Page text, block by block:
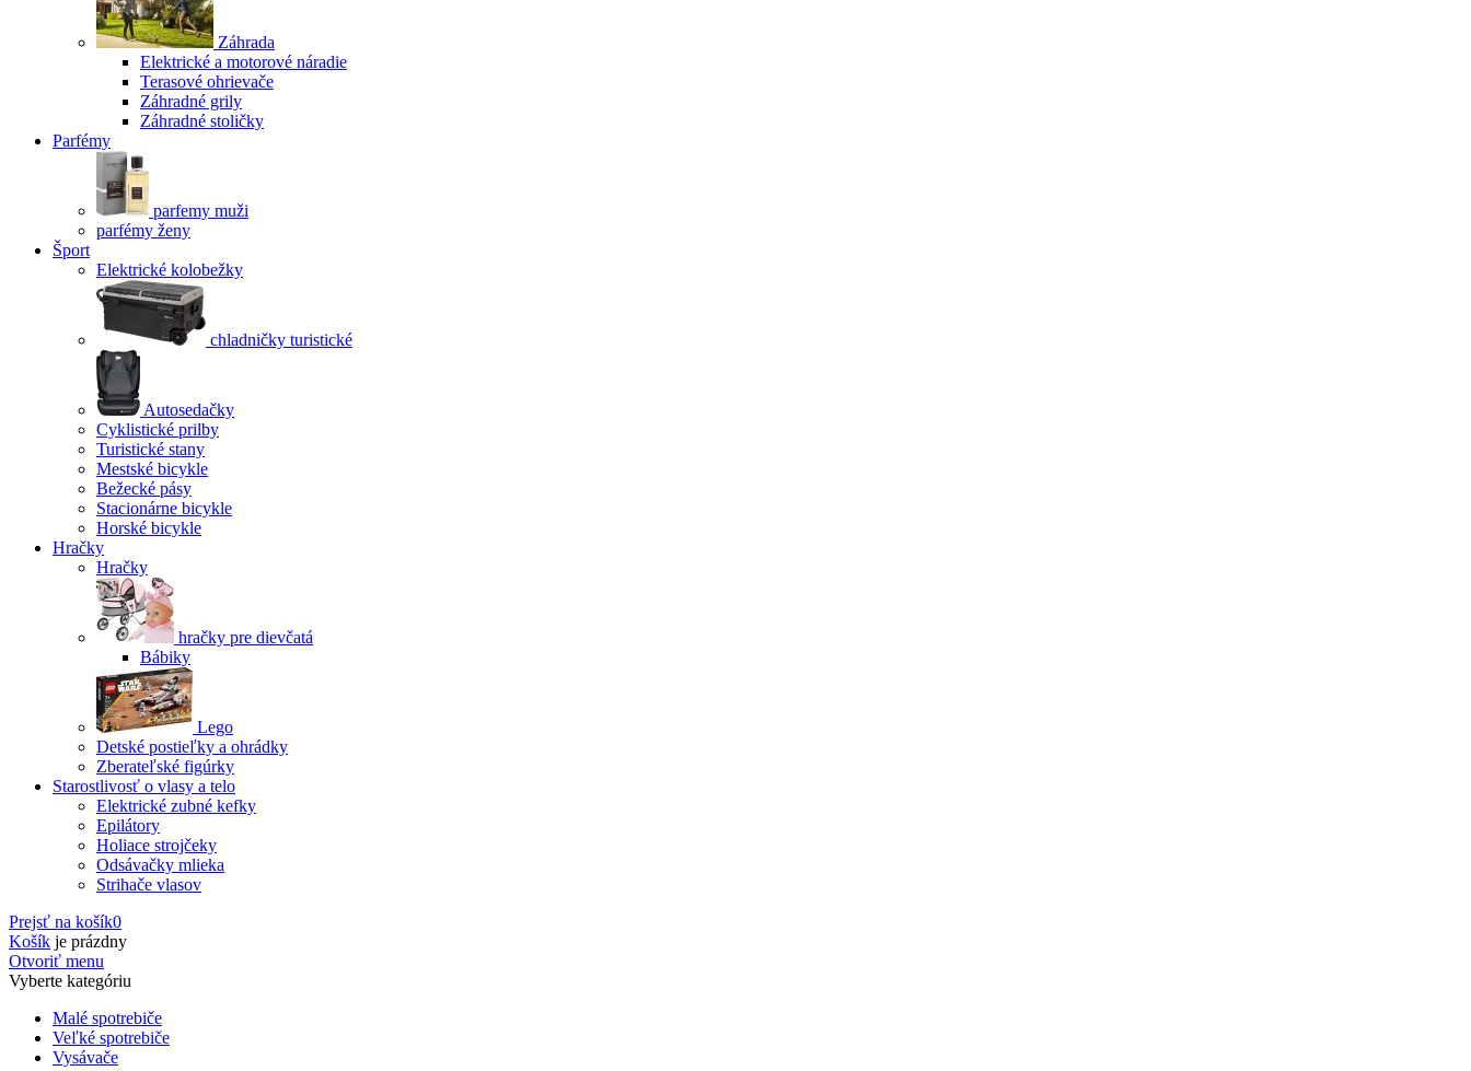
Záhrada
Elektrické a motorové náradie
Terasové ohrievače
Záhradné grily
Záhradné stoličky
Parfémy
parfemy muži
parfémy ženy
Šport
Elektrické kolobežky
chladničky turistické
Autosedačky
Cyklistické prilby
Turistické stany
Mestské bicykle
Bežecké pásy
Stacionárne bicykle
Horské bicykle
Hračky
Hračky
hračky pre dievčatá
Bábiky
Lego
Detské postieľky a ohrádky
Zberateľské figúrky
Starostlivosť o vlasy a telo
Elektrické zubné kefky
Epilátory
Holiace strojčeky
Odsávačky mlieka
Strihače vlasov
Prejsť na košík0
Košík je prázdny
Otvoriť menu
Vyberte kategóriu
Malé spotrebiče
Veľké spotrebiče
Vysávače